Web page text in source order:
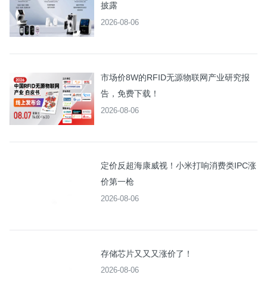
披露
2026-08-06
市场价8W的RFID无源物联网产业研究报
告，免费下载！
2026-08-06
定价反超海康威视！小米打响消费类IPC涨
价第一枪
2026-08-06
存储芯片又又又涨价了！
2026-08-06